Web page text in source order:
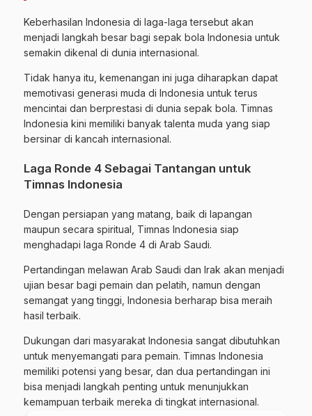
Keberhasilan Indonesia di laga-laga tersebut akan
menjadi langkah besar bagi sepak bola Indonesia untuk
semakin dikenal di dunia internasional.
Tidak hanya itu, kemenangan ini juga diharapkan dapat
memotivasi generasi muda di Indonesia untuk terus
mencintai dan berprestasi di dunia sepak bola. Timnas
Indonesia kini memiliki banyak talenta muda yang siap
bersinar di kancah internasional.
Laga Ronde 4 Sebagai Tantangan untuk
Timnas Indonesia
Dengan persiapan yang matang, baik di lapangan
maupun secara spiritual, Timnas Indonesia siap
menghadapi laga Ronde 4 di Arab Saudi.
Pertandingan melawan Arab Saudi dan Irak akan menjadi
ujian besar bagi pemain dan pelatih, namun dengan
semangat yang tinggi, Indonesia berharap bisa meraih
hasil terbaik.
Dukungan dari masyarakat Indonesia sangat dibutuhkan
untuk menyemangati para pemain. Timnas Indonesia
memiliki potensi yang besar, dan dua pertandingan ini
bisa menjadi langkah penting untuk menunjukkan
kemampuan terbaik mereka di tingkat internasional.